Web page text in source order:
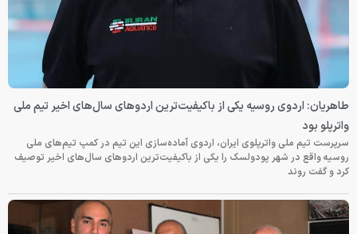
طاهریان: اردوی روسیه یکی از باکیفیت‌ترین اردوهای سال‌های اخیر تیم ملی
واترپلو بود
سرپرست تیم ملی واترپلوی ایران، اردوی آماده‌سازی این تیم در کمپ تیم‌های ملی
روسیه واقع در شهر پودولسک را یکی از باکیفیت‌ترین اردوهای سال‌های اخیر توصیف
کرد و گفت روند